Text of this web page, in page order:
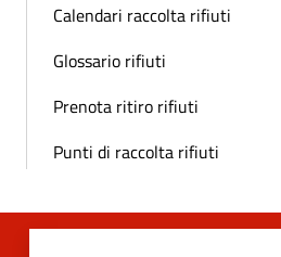
Calendari raccolta rifiuti
Glossario rifiuti
Prenota ritiro rifiuti
Punti di raccolta rifiuti